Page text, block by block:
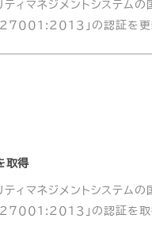
ティマネジメントシステム
」の認証を更
取得
ティマネジメントシステム
」の認証を取